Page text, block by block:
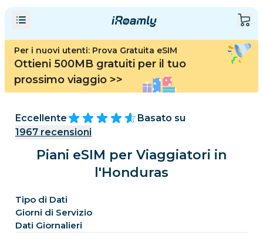
Per i nuovi utenti: Prova Gratuita eSIM
Ottieni 500MB gratuiti per il tuo
prossimo viaggio >>
Eccellente
Basato su
1967 recensioni
Piani eSIM per Viaggiatori in
l'Honduras
Tipo di Dati
Giorni di Servizio
Dati Giornalieri